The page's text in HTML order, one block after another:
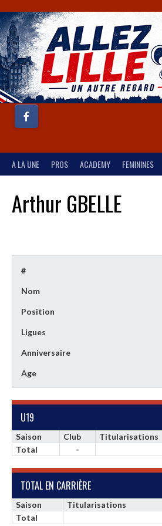
A LA UNE PROS ACADEMY FEMININES
Arthur GBELLE
#
Nom
Position
Ligues
Anniversaire
Age
U19
Saison Club Titularisations
Total
-
TOTAL EN CARRIÈRE
Saison Titularisations
Total